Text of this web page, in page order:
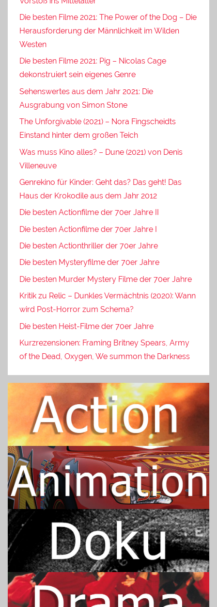
Die besten Filme 2021: The Power of the Dog – Die
Herausforderung der Männlichkeit im Wilden
Westen
Die besten Filme 2021: Pig – Nicolas Cage
dekonstruiert sein eigenes Genre
Sehenswertes aus dem Jahr 2021: Die
Ausgrabung von Simon Stone
The Unforgivable (2021) – Nora Fingscheidts
Einstand hinter dem großen Teich
Was muss Kino alles? – Dune (2021) von Denis
Villeneuve
Genrekino für Kinder: Geht das? Das geht! Das
Haus der Krokodile aus dem Jahr 2012
Die besten Actionfilme der 70er Jahre II
Die besten Actionfilme der 70er Jahre I
Die besten Actionthriller der 70er Jahre
Die besten Mysteryfilme der 70er Jahre
Die besten Murder Mystery Filme der 70er Jahre
Kritik zu Relic – Dunkles Vermächtnis (2020): Wann
wird Post-Horror zum Schema?
Die besten Heist-Filme der 70er Jahre
Kurzrezensionen: Framing Britney Spears, Army
of the Dead, Oxygen, We summon the Darkness